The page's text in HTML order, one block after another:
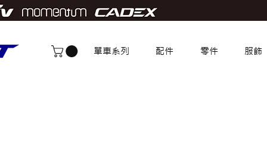
單車系列 配件 零件 服飾